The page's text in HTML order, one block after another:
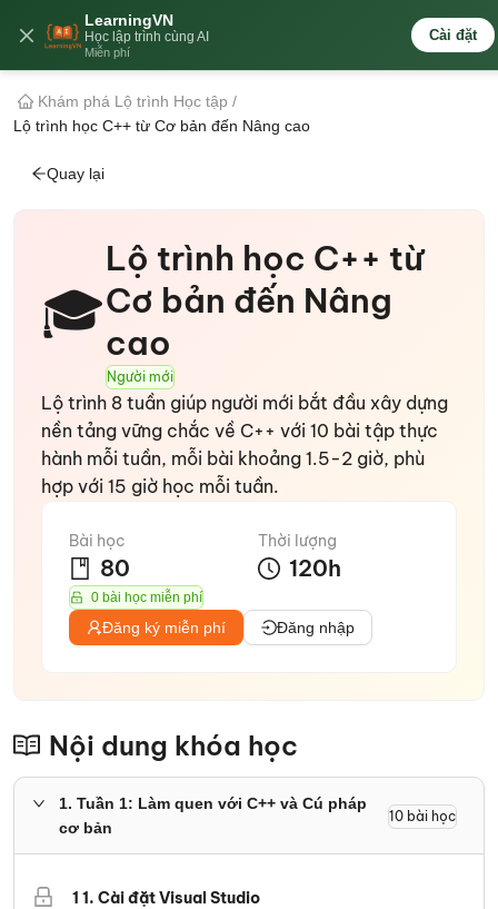
LearningVN
Học lập trình cùng AI
Miễn phí
Cài đặt
🇻🇳
Khám phá Lộ trình Học tập /
Lộ trình học C++ từ Cơ bản đến Nâng cao
Quay lại
🎓
Lộ trình học C++ từ
Cơ bản đến Nâng
cao
Người mới
Lộ trình 8 tuần giúp người mới bắt đầu xây dựng
nền tảng vững chắc về C++ với 10 bài tập thực
hành mỗi tuần, mỗi bài khoảng 1.5-2 giờ, phù
hợp với 15 giờ học mỗi tuần.
Bài học
80
Thời lượng
120h
0 bài học miễn phí
Đăng ký miễn phí Đăng nhập
Nội dung khóa học
1. Tuần 1: Làm quen với C++ và Cú pháp
cơ bản
10 bài học
1 1. Cài đặt Visual Studio